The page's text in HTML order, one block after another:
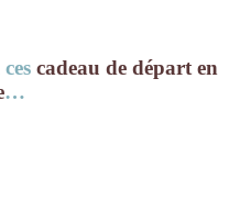
cadeau de départ en
…